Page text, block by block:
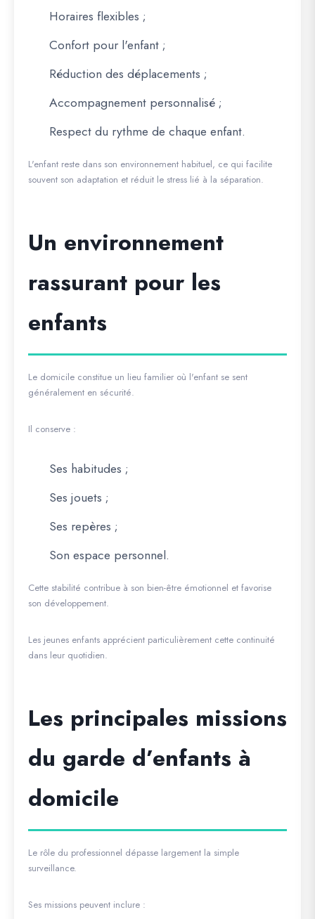
Horaires flexibles ;
Confort pour l'enfant ;
Réduction des déplacements ;
Accompagnement personnalisé ;
Respect du rythme de chaque enfant.
L'enfant reste dans son environnement habituel, ce qui facilite
souvent son adaptation et réduit le stress lié à la séparation.
Un environnement
rassurant pour les
enfants
Le domicile constitue un lieu familier où l'enfant se sent
généralement en sécurité.
Il conserve :
Ses habitudes ;
Ses jouets ;
Ses repères ;
Son espace personnel.
Cette stabilité contribue à son bien-être émotionnel et favorise
son développement.
Les jeunes enfants apprécient particulièrement cette continuité
dans leur quotidien.
Les principales missions
du garde d’enfants à
domicile
Le rôle du professionnel dépasse largement la simple
surveillance.
Ses missions peuvent inclure :